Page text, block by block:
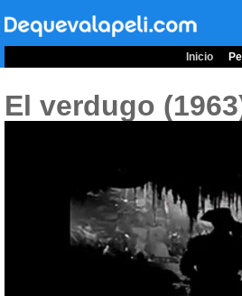
Inicio
El verdugo